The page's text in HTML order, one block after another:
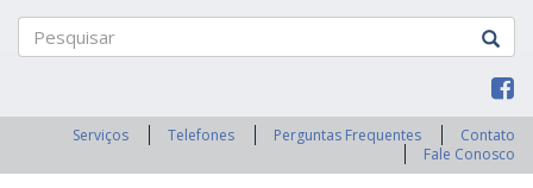
Serviços Telefones Perguntas Frequentes
Contato
Fale Conosco